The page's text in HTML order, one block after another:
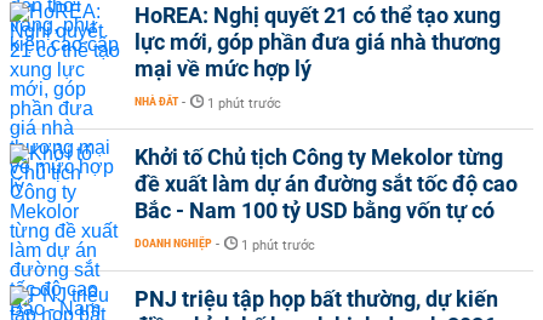
HoREA: Nghị quyết 21 có thể tạo xung
lực mới, góp phần đưa giá nhà thương
mại về mức hợp lý
NHÀ ĐẤT - 1 phút trước
Khởi tố Chủ tịch Công ty Mekolor từng
đề xuất làm dự án đường sắt tốc độ cao
Bắc - Nam 100 tỷ USD bằng vốn tự có
DOANH NGHIỆP - 1 phút trước
PNJ triệu tập họp bất thường, dự kiến